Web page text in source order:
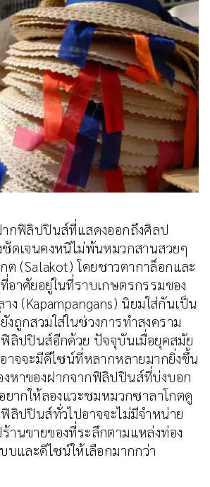
ากฟิลิปปินส์ที่แสดงออกถึงศิลป
ดเจนคงหนีไม่พ้นหมวกสานสวยๆ
ต (Salakot) โดยชาวตากาล็อกและ
าศัยอยู่ในที่ราบเกษตรกรรมของ
ง (Kapampangans) นิยมใส่กันเป็น
ถูกสวมใส่ในช่วงการทำสงคราม
ฟิลิปปินส์อีกด้วย ปัจจุบันเมื่อยุคสมัย
าจจะมีดีไซน์ที่หลากหลายมากยิ่งขึ้น
งหาของฝากจากฟิลิปปินส์ที่บ่งบอก
ยากให้ลองแวะชมหมวกซาลาโกตดู
ลิปปินส์ทั่วไปอาจจะไม่มีจำหน่าย
านขายของที่ระลึกตามแหล่งท่อง
บและดีไซน์ให้เลือกมากกว่า